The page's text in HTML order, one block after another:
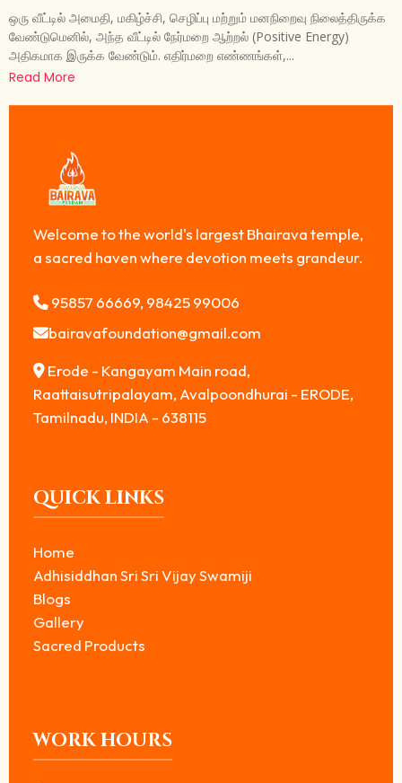
ஒரு வீட்டில் அமைதி, மகிழ்ச்சி, செழிப்பு மற்றும் மனநிறைவு நிலைத்திருக்க
வேண்டுமெனில், அந்த வீட்டில் நேர்மறை ஆற்றல் (Positive Energy)
அதிகமாக இருக்க வேண்டும். எதிர்மறை எண்ணங்கள்,...
Read More
Welcome to the world's largest Bhairava temple,
a sacred haven where devotion meets grandeur.
95857 66669, 98425 99006
bairavafoundation@gmail.com
Erode - Kangayam Main road,
Raattaisutripalayam, Avalpoondhurai - ERODE,
Tamilnadu, INDIA - 638115
QUICK LINKS
Home
Adhisiddhan Sri Sri Vijay Swamiji
Blogs
Gallery
Sacred Products
WORK HOURS